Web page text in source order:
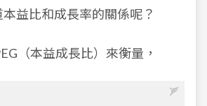
益比和成長率的關係呢？
（本益成長比）來衡量，